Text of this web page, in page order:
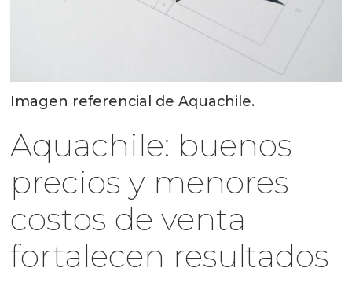
Imagen referencial de Aquachile.
Aquachile: buenos
precios y menores
costos de venta
fortalecen resultados